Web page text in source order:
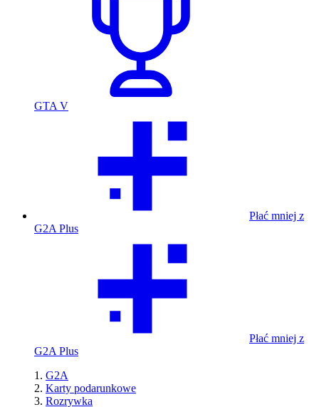
GTA V
Płać mniej z
G2A Plus
Płać mniej z
G2A Plus
G2A
Karty podarunkowe
Rozrywka